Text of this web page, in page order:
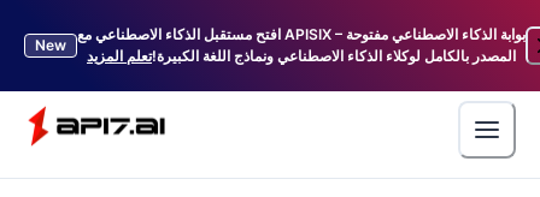
New
افتح مستقبل الذكاء الاصطناعي مع APISIX – بوابة الذكاء الاصطناعي مفتوحة
المصدر بالكامل لوكلاء الذكاء الاصطناعي ونماذج اللغة الكبيرة!تعلم المزيد